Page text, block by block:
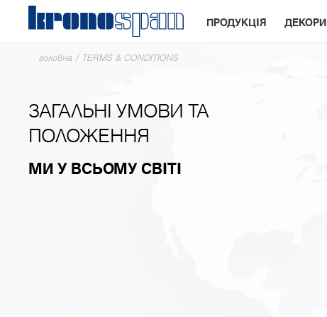
ПРОДУКЦІЯ ДЕКОРИ
головна / TERMS & CONDITIONS
ЗАГАЛЬНІ УМОВИ ТА
ПОЛОЖЕННЯ
МИ У ВСЬОМУ СВІТІ